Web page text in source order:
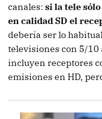
canales: si la tele
en calidad SD el
debería ser lo
televisiones con 5/10
incluyen receptores
emisiones en HD,